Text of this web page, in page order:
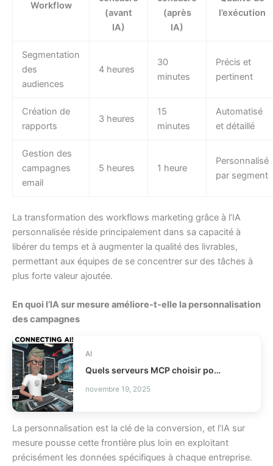
Workflow
(avant
IA)
(après
IA)
l’exécution
Segmentation
des
audiences
4 heures
30
minutes
Précis et
pertinent
Création de
rapports
3 heures
15
minutes
Automatisé
et détaillé
Gestion des
campagnes
email
5 heures 1 heure
Personnalisé
par segment
La transformation des workflows marketing grâce à l’IA
personnalisée réside principalement dans sa capacité à
libérer du temps et à augmenter la qualité des livrables,
permettant aux équipes de se concentrer sur des tâches à
plus forte valeur ajoutée.
En quoi l’IA sur mesure améliore-t-elle la personnalisation
des campagnes
AI
Quels serveurs MCP choisir pour vos agents IA ?
novembre 19, 2025
La personnalisation est la clé de la conversion, et l’IA sur
mesure pousse cette frontière plus loin en exploitant
précisément les données spécifiques à chaque entreprise.